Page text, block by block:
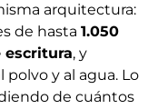
arquitectura:
de hasta 1.050
escritura, y
y al agua. Lo
de cuántos